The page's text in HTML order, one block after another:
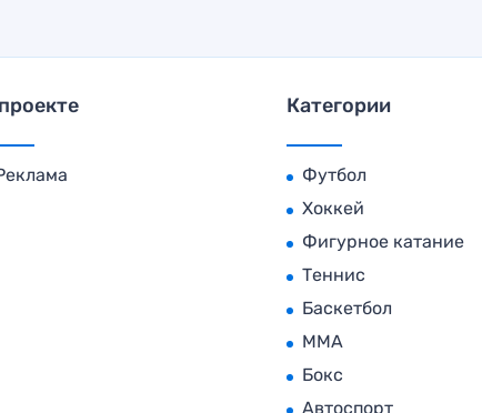
Категории
Футбол
Хоккей
Фигурное катание
Теннис
Баскетбол
MMA
Бокс
Автоспорт